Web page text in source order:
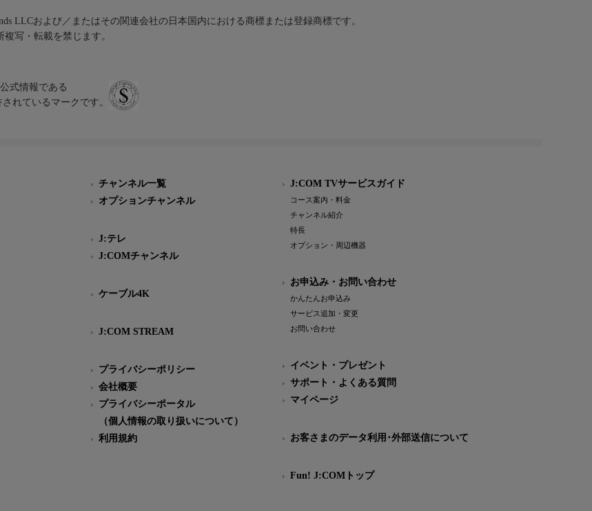
LLCおよび／またはその関連会社の日本国内における商標または登録商標です。
写・転載を禁じます。
式情報である
れているマークです。
チャンネル一覧
オプションチャンネル
J:テレ
J:COMチャンネル
ケーブル4K
J:COM STREAM
プライバシーポリシー
会社概要
プライバシーポータル
（個人情報の取り扱いについて）
利用規約
J:COM TVサービスガイド
コース案内・料金
チャンネル紹介
特長
オプション・周辺機器
お申込み・お問い合わせ
かんたんお申込み
サービス追加・変更
お問い合わせ
イベント・プレゼント
サポート・よくある質問
マイページ
お客さまのデータ利用･外部送信について
Fun! J:COMトップ